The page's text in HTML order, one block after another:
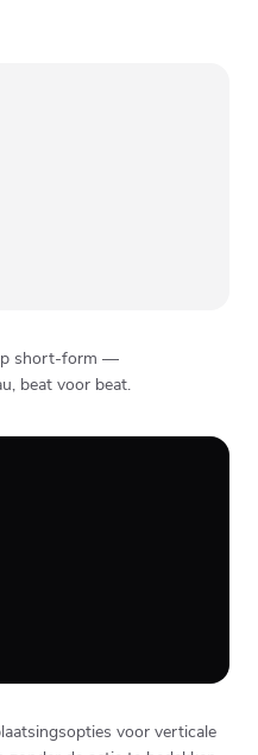
short-form —
beat voor beat.
voor verticale